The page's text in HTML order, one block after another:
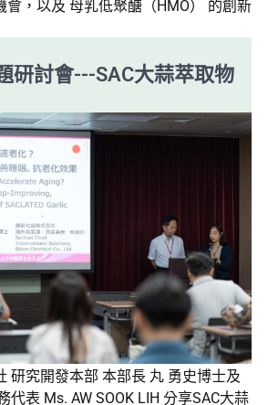
會，以及 母乳低聚醣（HMO） 的創新
研討會---SAC大蒜萃取物
研究開發本部 本部長 丸 勇史博士及
代表 Ms. AW SOOK LIH 分享SAC大蒜